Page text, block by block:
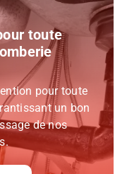
sanitaire
d’équipement
ou de
répond à votre
savoir plus